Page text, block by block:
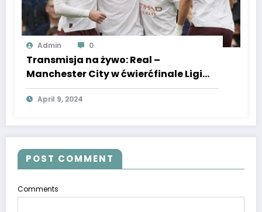
Admin 0
Transmisja na żywo: Real –
Manchester City w ćwierćfinale Ligi
Mistrzów 9.04.2024 – gdzie oglądać
online.
April 9, 2024
POST COMMENT
Comments